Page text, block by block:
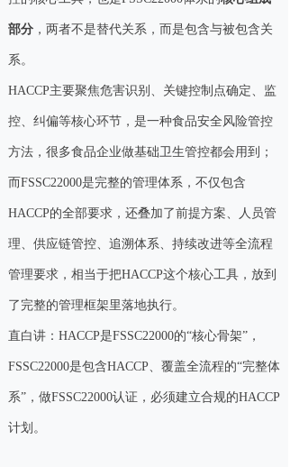
部分 ，两者不是替代关系，而是包含与被包含关
系。
HACCP主要聚焦危害识别、关键控制点确定、监
控、纠偏等核心环节，是一种食品安全风险管控
方法，很多食品企业做基础卫生管控都会用到；
而FSSC22000是完整的管理体系，不仅包含
HACCP的全部要求，还叠加了前提方案、人员管
理、供应链管控、追溯体系、持续改进等全流程
管理要求，相当于把HACCP这个核心工具，放到
了完整的管理框架里落地执行。
直白讲：HACCP是FSSC22000的“核心骨架”，
FSSC22000是包含HACCP、覆盖全流程的“完整体
系”，做FSSC22000认证，必须建立合规的HACCP
计划。